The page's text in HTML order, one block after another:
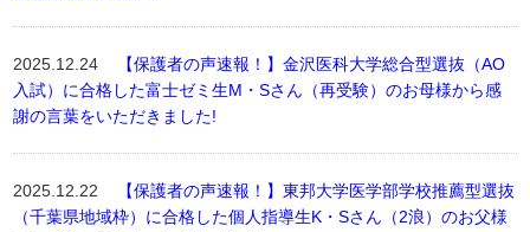
2025.12.24
【保護者の声速報！】金沢医科大学総合型選抜（AO
入試）に合格した富士ゼミ生M・Sさん（再受験）のお母様から感
謝の言葉をいただきました!
2025.12.22
【保護者の声速報！】東邦大学医学部学校推薦型選抜
（千葉県地域枠）に合格した個人指導生K・Sさん（2浪）のお父様